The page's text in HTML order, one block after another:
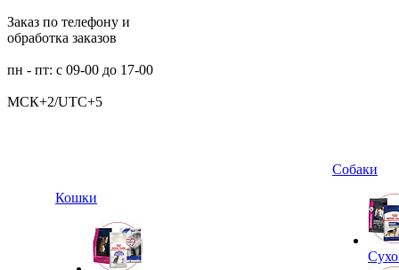
Заказ по телефону и
обработка заказов
пн - пт: с 09-00 до 17-00
МСК+2/UTC+5
Кошки
Собаки